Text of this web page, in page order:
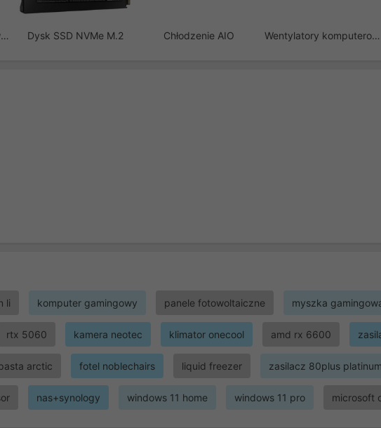
Akcesoria do telefonów GSM Dysk SSD NVMe M.2 Chłodzenie AIO Wentylatory komputerowe
li komputer gamingowy panele fotowoltaiczne myszka
rtx 5060 kamera neotec klimator onecool amd rx 6600
arctic fotel noblechairs liquid freezer zasilacz 80plus platinum
nas+synology windows 11 home windows 11 pro microsoft